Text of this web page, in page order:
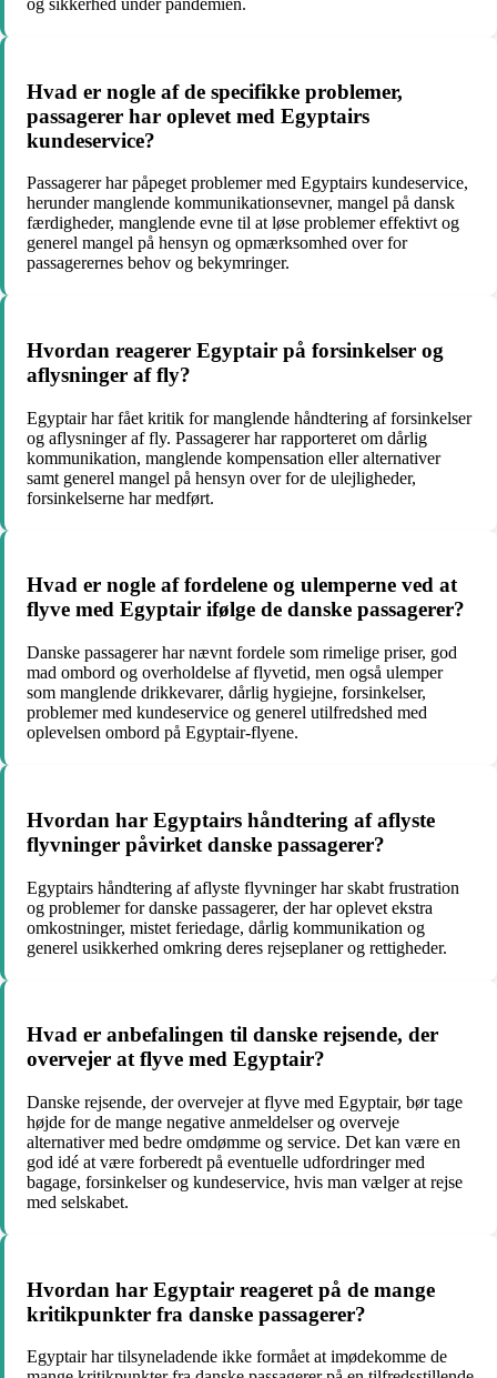
Hvad er nogle af de specifikke problemer,
passagerer har oplevet med Egyptairs
kundeservice?
Passagerer har påpeget problemer med Egyptairs kundeservice,
herunder manglende kommunikationsevner, mangel på dansk
færdigheder, manglende evne til at løse problemer effektivt og
generel mangel på hensyn og opmærksomhed over for
passagerernes behov og bekymringer.
Hvordan reagerer Egyptair på forsinkelser og
aflysninger af fly?
Egyptair har fået kritik for manglende håndtering af forsinkelser
og aflysninger af fly. Passagerer har rapporteret om dårlig
kommunikation, manglende kompensation eller alternativer
samt generel mangel på hensyn over for de ulejligheder,
forsinkelserne har medført.
Hvad er nogle af fordelene og ulemperne ved at
flyve med Egyptair ifølge de danske passagerer?
Danske passagerer har nævnt fordele som rimelige priser, god
mad ombord og overholdelse af flyvetid, men også ulemper
som manglende drikkevarer, dårlig hygiejne, forsinkelser,
problemer med kundeservice og generel utilfredshed med
oplevelsen ombord på Egyptair-flyene.
Hvordan har Egyptairs håndtering af aflyste
flyvninger påvirket danske passagerer?
Egyptairs håndtering af aflyste flyvninger har skabt frustration
og problemer for danske passagerer, der har oplevet ekstra
omkostninger, mistet feriedage, dårlig kommunikation og
generel usikkerhed omkring deres rejseplaner og rettigheder.
Hvad er anbefalingen til danske rejsende, der
overvejer at flyve med Egyptair?
Danske rejsende, der overvejer at flyve med Egyptair, bør tage
højde for de mange negative anmeldelser og overveje
alternativer med bedre omdømme og service. Det kan være en
god idé at være forberedt på eventuelle udfordringer med
bagage, forsinkelser og kundeservice, hvis man vælger at rejse
med selskabet.
Hvordan har Egyptair reageret på de mange
kritikpunkter fra danske passagerer?
Egyptair har tilsyneladende ikke formået at imødekomme de